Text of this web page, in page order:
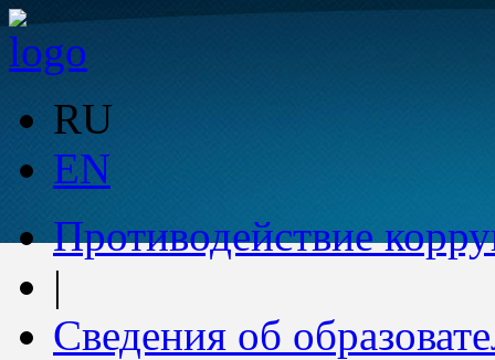
RU
EN
Противодействие
|
Сведения об